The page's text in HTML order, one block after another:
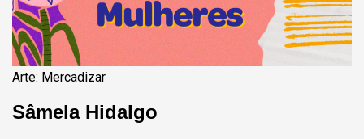
Arte: Mercadizar
Sâmela Hidalgo